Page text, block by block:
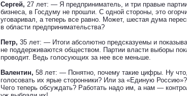
Сергей, 27 лет: — Я предприниматель, и три правые
бизнеса, в Госдуму не прошли. С одной стороны, это
уговаривал, а теперь все равно. Может, шестая дума
в области предпринимательства?
Петр, 35 лет: — Итоги абсолютно предсказуемы и
не поддерживаются обществом. Партии власти выборы
проводит. Ведь голосующих за нее все меньше.
Валентин, 58 лет: — Понятно, почему такие цифры. Ну
голосовать их ярые сторонники? Или за «Единую
Чего теперь обсуждать? Работать надо им, а нам —